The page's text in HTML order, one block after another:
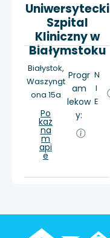
Uniwersytecki
Szpital
Kliniczny w
Białymstoku
Białystok,
Waszyngt
ona 15a
Po
każ
na
m
api
e
Progr
am
lekow
y:
N
I
E